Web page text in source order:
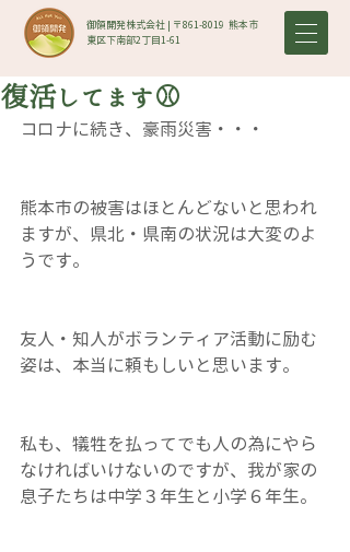
御領開発株式会社 | 〒861-8019​ 熊本市
東区下南部2丁目1-61
復活してます⚾
コロナに続き、豪雨災害・・・
熊本市の被害はほとんどないと思われ
ますが、県北・県南の状況は大変のよ
うです。
友人・知人がボランティア活動に励む
姿は、本当に頼もしいと思います。
私も、犠牲を払ってでも人の為にやら
なければいけないのですが、我が家の
息子たちは中学３年生と小学６年生。